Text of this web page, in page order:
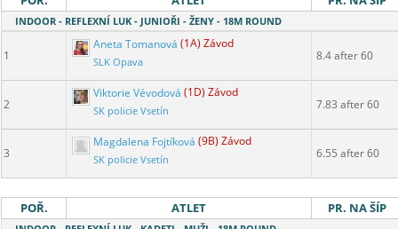
INDOOR - REFLEXNÍ LUK - JUNIOŘI - ŽENY - 18M ROUND
1
Aneta Tomanová (1A) Závod
SLK Opava 8.4 after 60
2
Viktorie Vévodová (1D) Závod
SK policie Vsetín 7.83 after 60
3
Magdalena Fojtíková (9B) Závod
SK policie Vsetín 6.55 after 60
POŘ. ATLET PR. NA ŠÍP